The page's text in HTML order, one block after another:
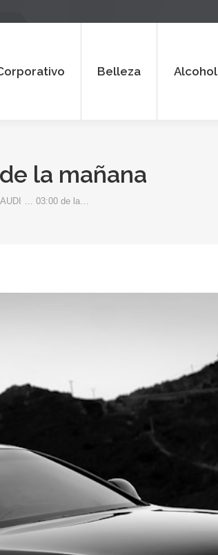
Belleza Alcohol
la mañana
AUDI … 03:00 de la…
Belleza Alcohol